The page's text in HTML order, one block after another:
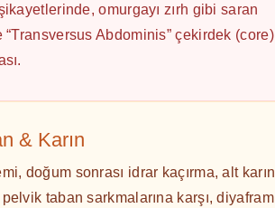
omurgayı zırh gibi saran
“Transversus Abdominis” çekirdek (core)
& Karın
doğum sonrası idrar kaçırma, alt karın
taban sarkmalarına karşı, diyafram